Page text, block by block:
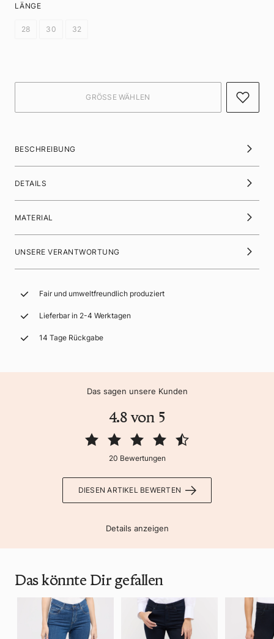
LÄNGE
28 30 32
BESCHREIBUNG
DETAILS
MATERIAL
UNSERE VERANTWORTUNG
Fair und umweltfreundlich produziert
Lieferbar in 2-4 Werktagen
14 Tage Rückgabe
Das sagen unsere Kunden
4.8 von 5
20 Bewertungen
DIESEN ARTIKEL BEWERTEN
Details anzeigen
Das könnte Dir gefallen